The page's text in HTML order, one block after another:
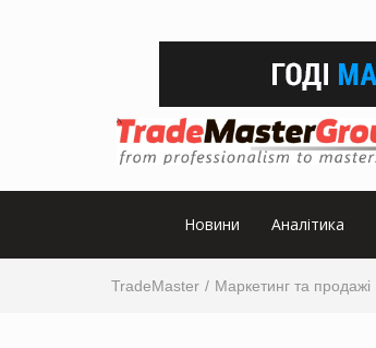
Новини Аналітика
TradeMaster Маркетинг та продажі